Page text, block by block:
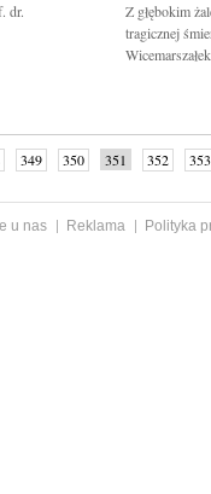
dr.
Z głębokim
tragicznej
349 350 351 352
353
u nas Reklama
Polityka